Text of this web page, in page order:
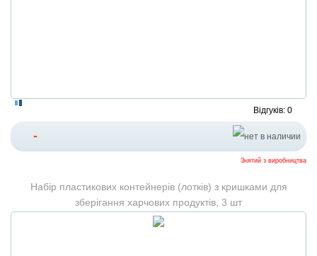
Відгуків: 0
-
Знятий з виробництва
Набір пластикових контейнерів (лотків) з кришками для
зберігання харчових продуктів, 3 шт